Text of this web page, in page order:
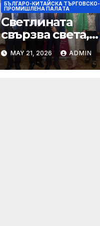
БЪЛГАРО-КИТАЙСКА ТЪРГОВСКО-
ПРОМИШЛЕНА ПАЛAТА
Светлината
свързва света,
мъдростта води
бъдещето
MAY 21, 2026 ADMIN